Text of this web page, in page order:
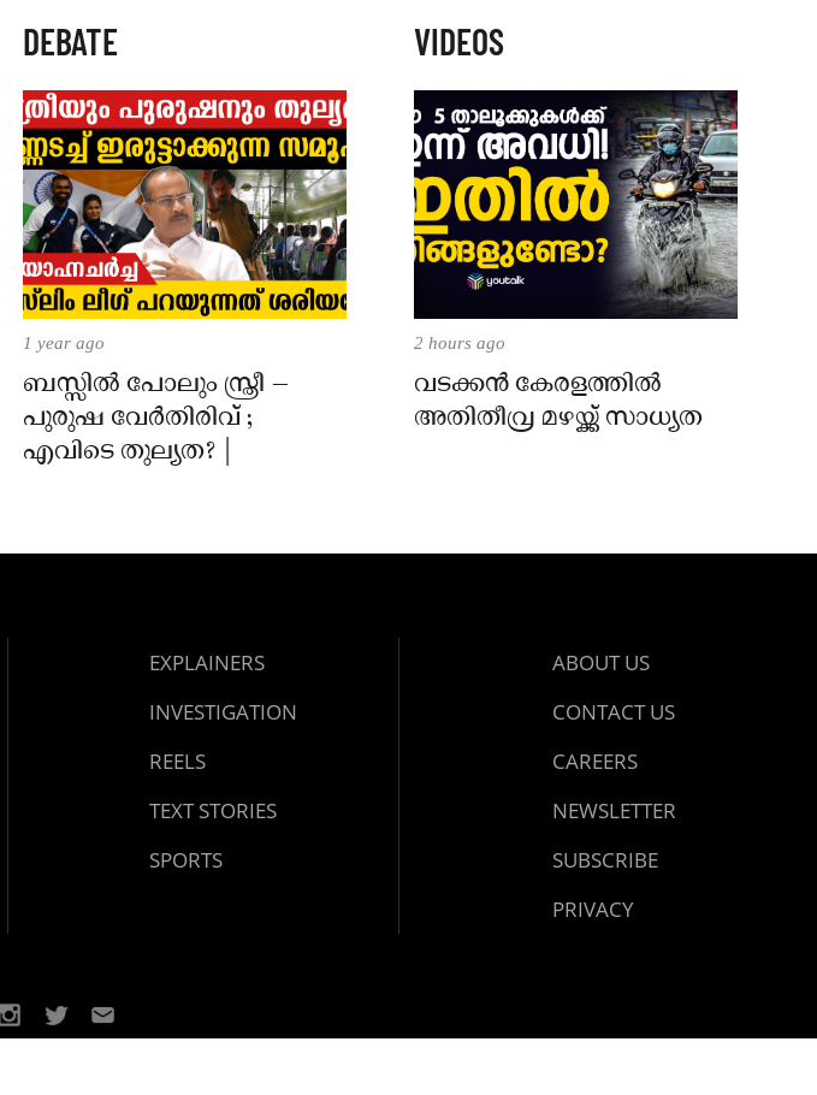
DEBATE
1 year ago
ബസ്സിൽ പോലും സ്ത്രീ –
പുരുഷ വേർതിരിവ് ;
എവിടെ തുല്യത? |
VIDEOS
2 hours ago
വടക്കൻ കേരളത്തിൽ
അതിതീവ്ര മഴയ്ക്ക് സാധ്യത
EXPLAINERS
INVESTIGATION
REELS
TEXT STORIES
SPORTS
ABOUT US
CONTACT US
CAREERS
NEWSLETTER
SUBSCRIBE
PRIVACY